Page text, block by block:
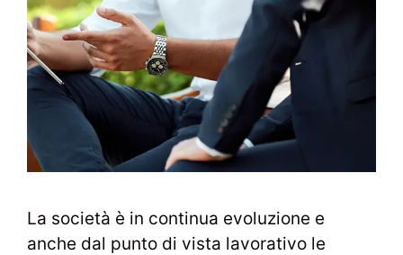
La società è in continua evoluzione e
anche dal punto di vista lavorativo le